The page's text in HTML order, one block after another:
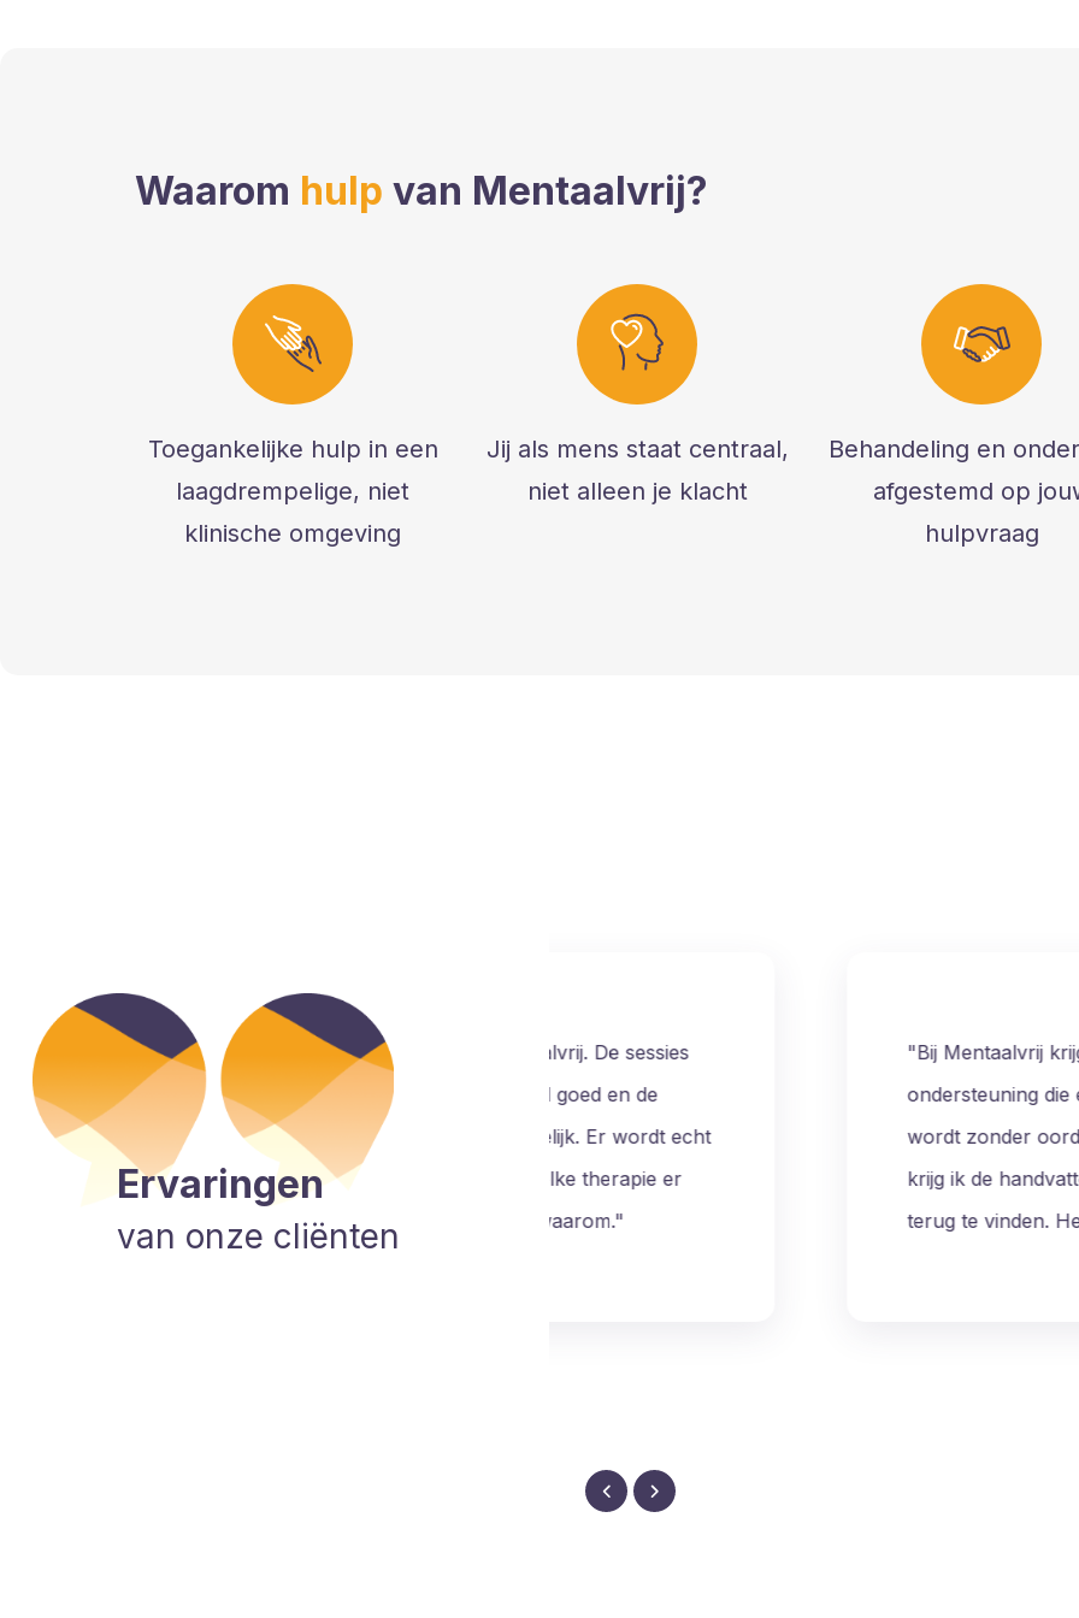
Waarom hulp van Mentaalvrij?
Toegankelijke hulp in een
laagdrempelige, niet
klinische omgeving
Jij als mens staat centraal,
niet alleen je klacht
Behandeling en
afgestemd op
hulpvraag
Ervaringen
van onze cliënten
erg tevreden over Mentaalvrij. De sessies
nu toe heb gehad helpen heel goed en de
die er werken zijn heel vriendelijk. Er wordt echt
en goed uitgelegd welke therapie er
hun het beste bij jou past en waarom."
"Bij Mentaalvrij krijg ik na vele jaren zoeken
ondersteuning die écht werkt voor mijn
wordt zonder oordeel geluisterd, alles voelt
krijg ik de handvatten die me helpen om
terug te vinden. Heel blij dat ik deze stap heb